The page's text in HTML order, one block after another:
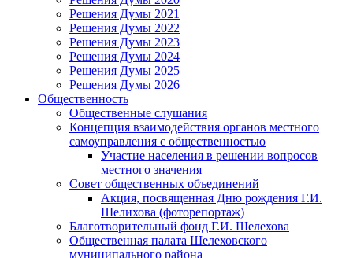
Решения Думы 2021
Решения Думы 2022
Решения Думы 2023
Решения Думы 2024
Решения Думы 2025
Решения Думы 2026
Общественность
Общественные слушания
Концепция взаимодействия органов местного
самоуправления с общественностью
Участие населения в решении вопросов
местного значения
Совет общественных объединений
Акция, посвященная Дню рождения Г.И.
Шелихова (фоторепортаж)
Благотворительный фонд Г.И. Шелехова
Общественная палата Шелеховского
муниципального района